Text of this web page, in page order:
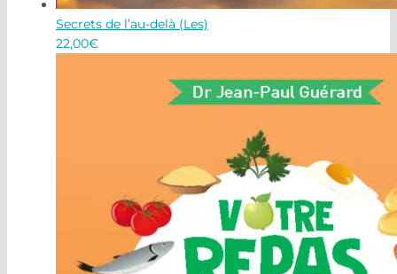
Secrets de l’au-delà (Les)
22,00€